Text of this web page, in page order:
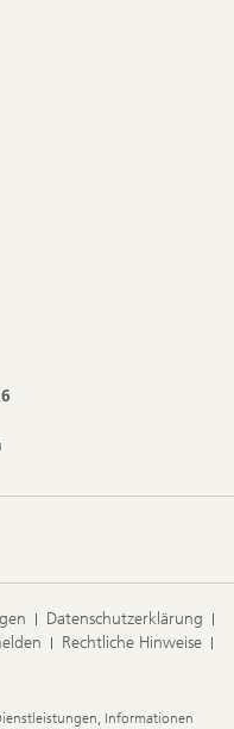
Datenschutzerklärung
Rechtliche Hinweise
Informationen